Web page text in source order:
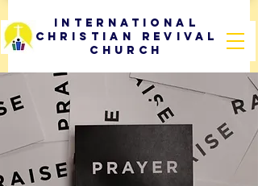
International
Christian Revival
Church